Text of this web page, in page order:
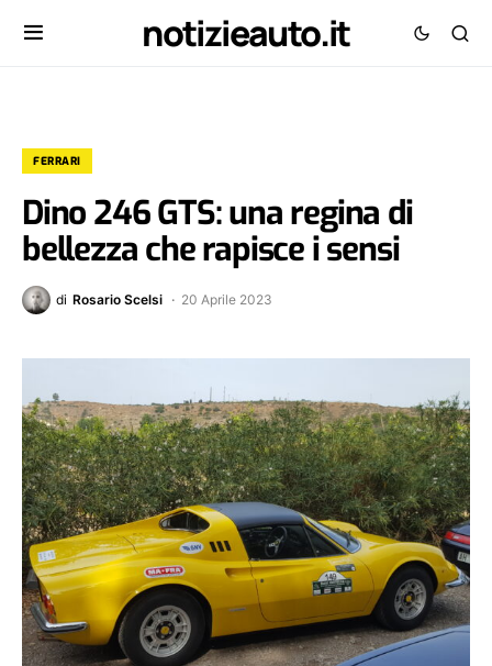
notizieauto.it
FERRARI
Dino 246 GTS: una regina di
bellezza che rapisce i sensi
di Rosario Scelsi 20 Aprile 2023